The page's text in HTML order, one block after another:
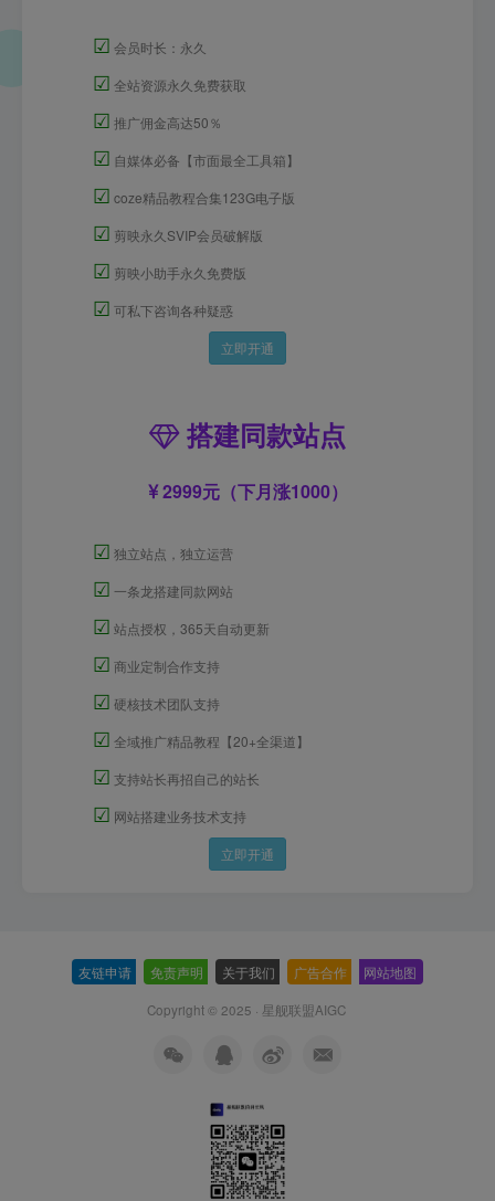
☑ 会员时长：永久
☑ 全站资源永久免费获取
☑ 推广佣金高达50％
☑ 自媒体必备【市面最全工具箱】
☑ coze精品教程合集123G电子版
☑ 剪映永久SVIP会员破解版
☑ 剪映小助手永久免费版
☑ 可私下咨询各种疑惑
立即开通
搭建同款站点
2999元（下月涨1000）
☑ 独立站点，独立运营
☑ 一条龙搭建同款网站
☑ 站点授权，365天自动更新
☑ 商业定制合作支持
☑ 硬核技术团队支持
☑ 全域推广精品教程【20+全渠道】
☑ 支持站长再招自己的站长
☑ 网站搭建业务技术支持
立即开通
友链申请 免责声明 关于我们 广告合作 网站地图
Copyright © 2025 · 星舰联盟AIGC